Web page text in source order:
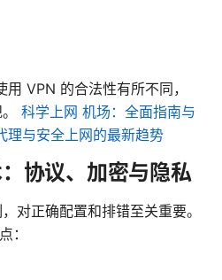
VPN 的合法性有所不同，
科学上网 机场：全面指南与
理与安全上网的最新趋势
协议、加密与隐私
对正确配置和排错至关重要。
：